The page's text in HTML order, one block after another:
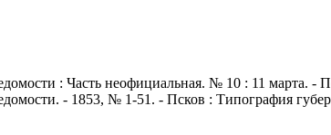
: Часть неофициальная. № 10 : 11 марта. -
- 1853, № 1-51. - Псков : Типография